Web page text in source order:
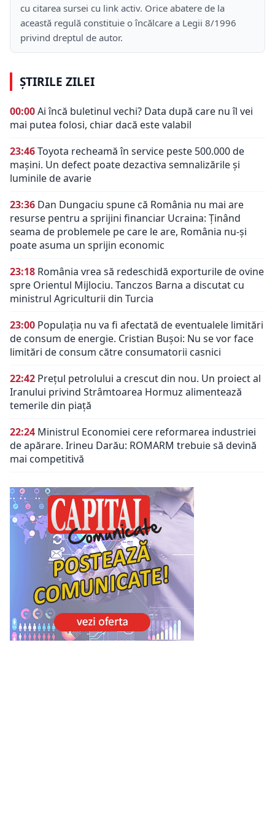
cu citarea sursei cu link activ. Orice abatere de la
această regulă constituie o încălcare a Legii 8/1996
privind dreptul de autor.
ȘTIRILE ZILEI
00:00Ai încă buletinul vechi? Data după care nu îl vei
mai putea folosi, chiar dacă este valabil
23:46Toyota recheamă în service peste 500.000 de
mașini. Un defect poate dezactiva semnalizările și
luminile de avarie
23:36 Dan Dungaciu spune că România nu mai are
resurse pentru a sprijini financiar Ucraina: Ținând
seama de problemele pe care le are, România nu-și
poate asuma un sprijin economic
23:18 România vrea să redeschidă exporturile de ovine
spre Orientul Mijlociu. Tanczos Barna a discutat cu
ministrul Agriculturii din Turcia
23:00 Populația nu va fi afectată de eventualele limitări
de consum de energie. Cristian Bușoi: Nu se vor face
limitări de consum către consumatorii casnici
22:42 Prețul petrolului a crescut din nou. Un proiect al
Iranului privind Strâmtoarea Hormuz alimentează
temerile din piață
22:24 Ministrul Economiei cere reformarea industriei
de apărare. Irineu Darău: ROMARM trebuie să devină
mai competitivă